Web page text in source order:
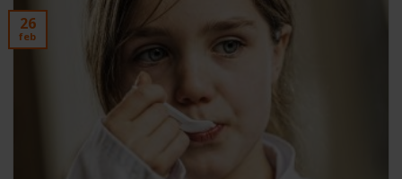
26
feb